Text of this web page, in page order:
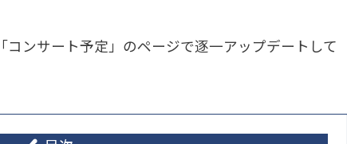
コンサート予定」のページで逐一アップデートして